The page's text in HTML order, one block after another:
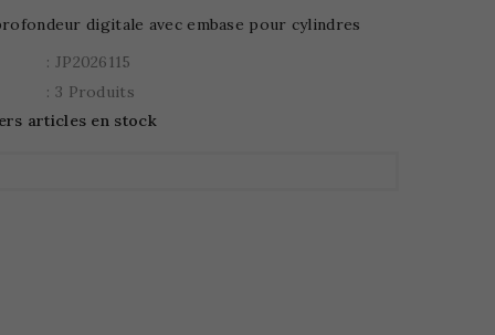
digitale avec embase pour cylindres
: JP2026115
: 3 Produits
articles en stock